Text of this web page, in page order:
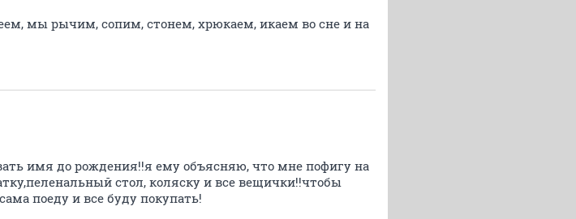
мы рычим, сопим, стонем, хрюкаем, икаем во сне и на
имя до рождения!!я ему объясняю, что мне пофигу на
стол, коляску и все вещички!!чтобы
поеду и все буду покупать!